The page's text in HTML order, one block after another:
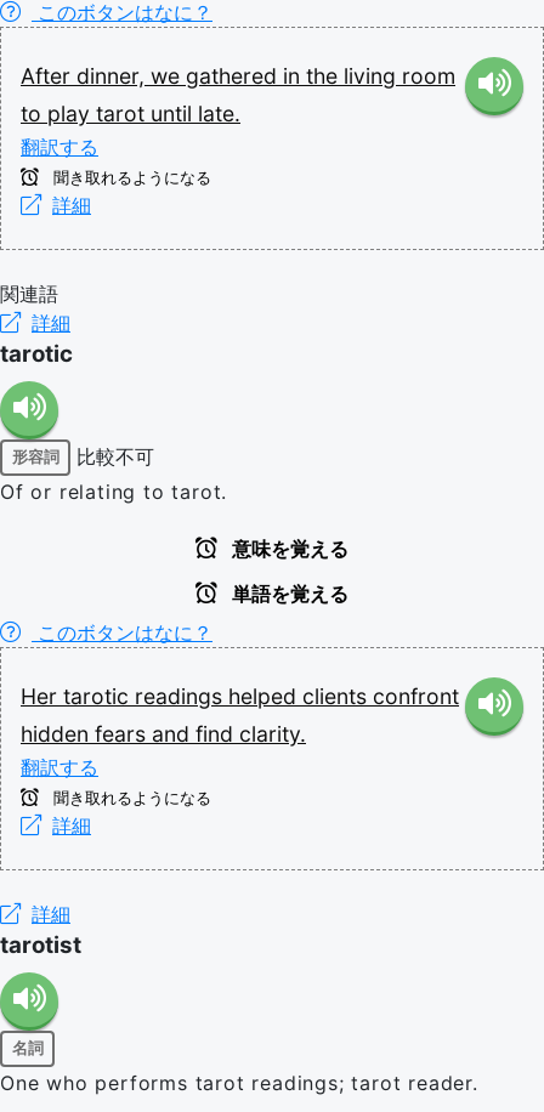
このボタンはなに？
After dinner, we gathered in the living room
to play tarot until late.
翻訳する
聞き取れるようになる
詳細
関連語
詳細
tarotic
形容詞
比較不可
Of or relating to tarot.
意味を覚える
単語を覚える
このボタンはなに？
Her tarotic readings helped clients confront
hidden fears and find clarity.
翻訳する
聞き取れるようになる
詳細
詳細
tarotist
名詞
One who performs tarot readings; tarot reader.